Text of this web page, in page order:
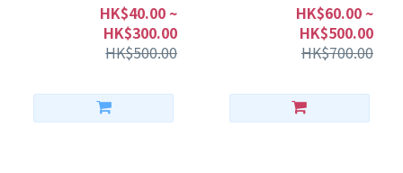
HK$40.00 ~
HK$300.00
HK$500.00
HK$60.00 ~
HK$500.00
HK$700.00